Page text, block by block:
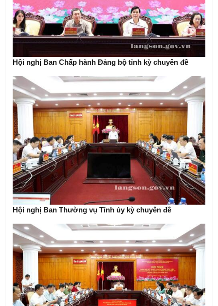
Hội nghị Ban Chấp hành Đảng bộ tỉnh kỳ chuyên đề
Hội nghị Ban Thường vụ Tỉnh ủy kỳ chuyên đề